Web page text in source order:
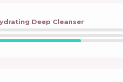
Deep Cleanser